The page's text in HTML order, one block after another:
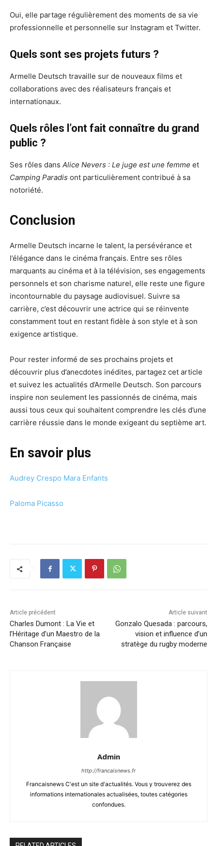
Oui, elle partage régulièrement des moments de sa vie
professionnelle et personnelle sur Instagram et Twitter.
Quels sont ses projets futurs ?
Armelle Deutsch travaille sur de nouveaux films et
collaborations avec des réalisateurs français et
internationaux.
Quels rôles l’ont fait connaître du grand
public ?
Ses rôles dans Alice Nevers : Le juge est une femme et
Camping Paradis ont particulièrement contribué à sa
notoriété.
Conclusion
Armelle Deutsch incarne le talent, la persévérance et
l’élégance dans le cinéma français. Entre ses rôles
marquants au cinéma et à la télévision, ses engagements
personnels et son charisme naturel, elle reste une figure
incontournable du paysage audiovisuel. Suivre sa
carrière, c’est découvrir une actrice qui se réinvente
constamment tout en restant fidèle à son style et à son
exigence artistique.
Pour rester informé de ses prochains projets et
découvrir plus d’anecdotes inédites, partagez cet article
et suivez les actualités d’Armelle Deutsch. Son parcours
inspire non seulement les passionnés de cinéma, mais
aussi tous ceux qui souhaitent comprendre les clés d’une
carrière réussie dans le monde exigeant du septième art.
En savoir plus
Audrey Crespo Mara Enfants
Paloma Picasso
Article précédent
Charles Dumont : La Vie et
l’Héritage d’un Maestro de la
Chanson Française
Article suivant
Gonzalo Quesada : parcours,
vision et influence d’un
stratège du rugby moderne
Admin
http://francaisnews.fr
Francaisnews C'est un site d'actualités. Vous y trouverez des
informations internationales actualisées, toutes catégories
confondues.